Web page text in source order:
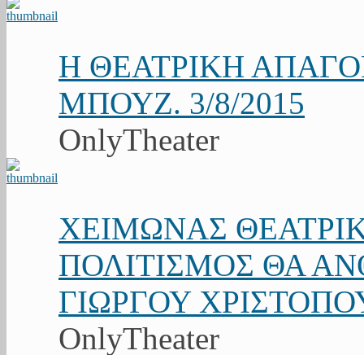
Η ΘΕΑΤΡΙΚΗ
ΜΠΟΥΖ. 3/8/2015
OnlyTheater
ΧΕΙΜΩΝΑΣ
ΠΟΛΙΤΙΣΜΟΣ ΘΑ
ΓΙΩΡΓΟΥ
OnlyTheater